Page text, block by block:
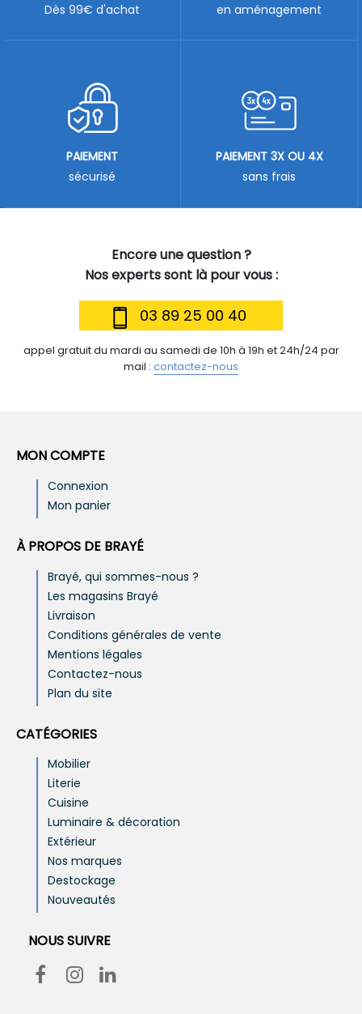
Encore une question ?
Nos experts sont là pour vous :
03 89 25 00 40
appel gratuit du mardi au samedi de 10h à 19h et 24h/24 par
mail : contactez-nous
Dès 99€ d'achat
en aménagement
PAIEMENT
sécurisé
PAIEMENT 3X OU 4X
sans frais
MON COMPTE
Connexion
Mon panier
À PROPOS DE BRAYÉ
Brayé, qui sommes-nous ?
Les magasins Brayé
Livraison
Conditions générales de vente
Mentions légales
Contactez-nous
Plan du site
CATÉGORIES
Mobilier
Literie
Cuisine
Luminaire & décoration
Extérieur
Nos marques
Destockage
Nouveautés
NOUS SUIVRE